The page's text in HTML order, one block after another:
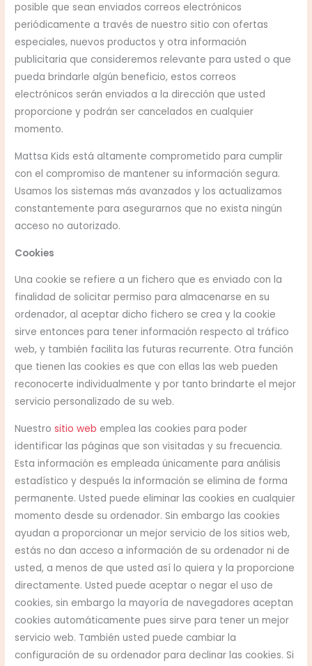
posible que sean enviados correos electrónicos
periódicamente a través de nuestro sitio con ofertas
especiales, nuevos productos y otra información
publicitaria que consideremos relevante para usted o que
pueda brindarle algún beneficio, estos correos
electrónicos serán enviados a la dirección que usted
proporcione y podrán ser cancelados en cualquier
momento.
Mattsa Kids está altamente comprometido para cumplir
con el compromiso de mantener su información segura.
Usamos los sistemas más avanzados y los actualizamos
constantemente para asegurarnos que no exista ningún
acceso no autorizado.
Cookies
Una cookie se refiere a un fichero que es enviado con la
finalidad de solicitar permiso para almacenarse en su
ordenador, al aceptar dicho fichero se crea y la cookie
sirve entonces para tener información respecto al tráfico
web, y también facilita las futuras recurrente. Otra función
que tienen las cookies es que con ellas las web pueden
reconocerte individualmente y por tanto brindarte el mejor
servicio personalizado de su web.
Nuestrositio web emplea las cookies para poder
identificar las páginas que son visitadas y su frecuencia.
Esta información es empleada únicamente para análisis
estadístico y después la información se elimina de forma
permanente. Usted puede eliminar las cookies en cualquier
momento desde su ordenador. Sin embargo las cookies
ayudan a proporcionar un mejor servicio de los sitios web,
estás no dan acceso a información de su ordenador ni de
usted, a menos de que usted así lo quiera y la proporcione
directamente. Usted puede aceptar o negar el uso de
cookies, sin embargo la mayoría de navegadores aceptan
cookies automáticamente pues sirve para tener un mejor
servicio web. También usted puede cambiar la
configuración de su ordenador para declinar las cookies. Si